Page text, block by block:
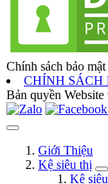
Chính sách bảo mật
CHÍNH SÁCH
Bản quyền
Giới Thiệu
Kệ siêu thị
Kệ